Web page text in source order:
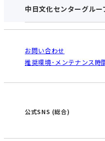
アクセス･営業時
お申し込みの流れ
入会と受講のご
中日文化センタ
中日文化センタ
受講規約・会員
ご利用ガイド
オンライン講座
WEBサイトのよ
中日文化センターグルー
南大高
高蔵寺
津
お問い合わせ
推奨環境･メンテナンス時
公式SNS (総合)